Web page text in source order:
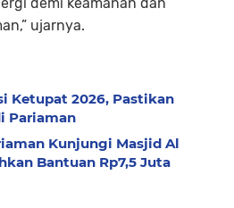
ujarnya.
Ketupat 2026, Pastikan
Pariaman
Kunjungi Masjid Al
Bantuan Rp7,5 Juta